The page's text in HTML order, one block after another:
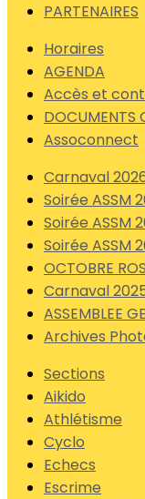
PARTENAIRES
Horaires
AGENDA
Accès et
DOCUMENTS
Assoconnect
Carnaval
Soirée ASSM
Soirée ASSM
Soirée ASSM
OCTOBRE
Carnaval
ASSEMBLEE
Archives
Sections
Aikido
Athlétisme
Cyclo
Echecs
Escrime